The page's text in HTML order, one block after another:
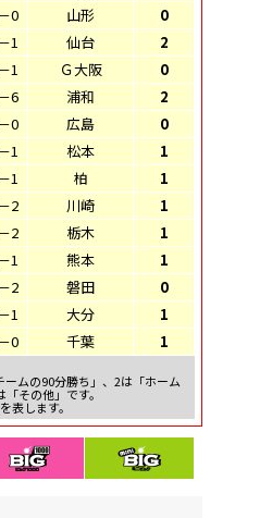
0 山形
0
1 仙台
2
1 Ｇ大阪
0
6 浦和
2
0 広島
0
1 松本
1
1 柏
1
2 川崎
1
2 栃木
1
1 熊本
1
2 磐田
0
1 大分
1
0 千葉 1
ームの90分勝ち」、2は「ホーム
その他」です。
表します。